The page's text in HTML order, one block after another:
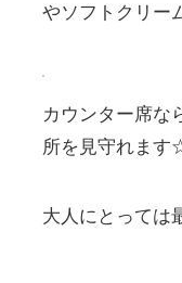
やソフトクリー
カウンター席な
所を見守れます
大人にとっては